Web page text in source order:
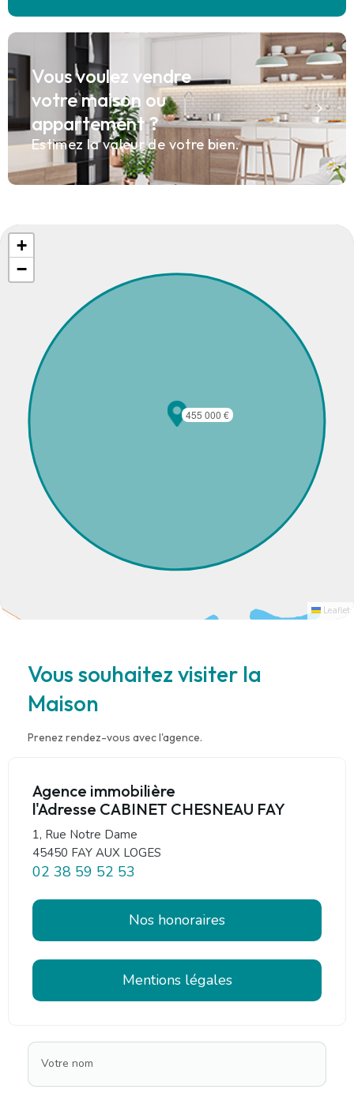
Vous voulez vendre
votre maison ou
appartement ?
Estimez la valeur de votre bien.
455 000 €
+
−
Leaflet
Vous souhaitez visiter la
Maison
Prenez rendez-vous avec l'agence.
Agence immobilière
l'Adresse CABINET CHESNEAU FAY
1, Rue Notre Dame
45450 FAY AUX LOGES
02 38 59 52 53
Nos honoraires
Mentions légales
Votre nom